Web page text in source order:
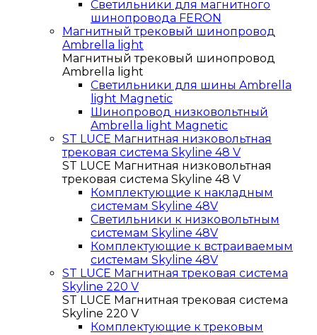
Светильники для магнитного
шинопровода FERON
Магнитный трековый шинопровод
Ambrella light
Магнитный трековый шинопровод
Ambrella light
Светильники для шины Ambrella
light Magnetic
Шинопровод низковольтный
Ambrella light Magnetic
ST LUCE Магнитная низковольтная
трековая система Skyline 48 V
ST LUCE Магнитная низковольтная
трековая система Skyline 48 V
Комплектующие к накладным
системам Skyline 48V
Светильники к низковольтным
системам Skyline 48V
Комплектующие к встраиваемым
системам Skyline 48V
ST LUCE Магнитная трековая система
Skyline 220 V
ST LUCE Магнитная трековая система
Skyline 220 V
Комплектующие к трековым